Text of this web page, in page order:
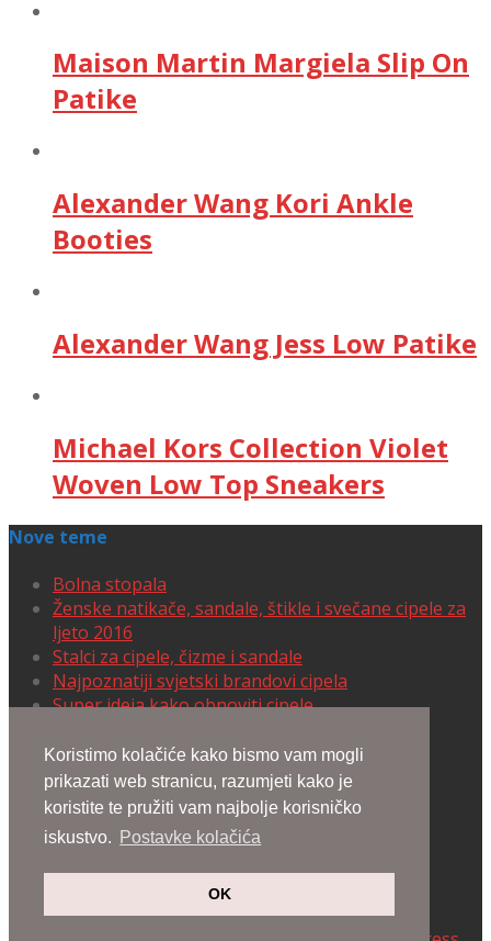
Koristimo kolačiće kako bismo vam mogli
prikazati web stranicu, razumjeti kako je
koristite te pružiti vam najbolje korisničko
iskustvo.
Postavke kolačića
OK
Maison Martin Margiela Slip On
Patike
Alexander Wang Kori Ankle
Booties
Alexander Wang Jess Low Patike
Michael Kors Collection Violet
Woven Low Top Sneakers
Nove teme
Bolna stopala
Ženske natikače, sandale, štikle i svečane cipele za
ljeto 2016
Stalci za cipele, čizme i sandale
Najpoznatiji svjetski brandovi cipela
Super ideja kako obnoviti cipele
Cipele koje izmamljuju uzdahe
Lennyo Sandals
Varina Flats
Pebble Lace Up Sneakers
Julie Scrunchie Slingbacks
Ari Sandals 105mm